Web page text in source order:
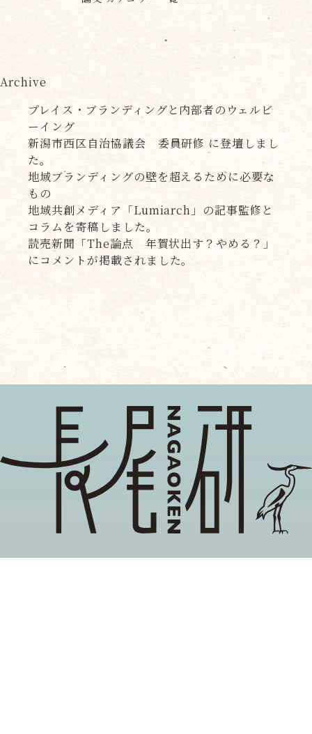
Archive
プレイス・ブランディングと内部者のウェルビ
ーイング
新潟市西区自治協議会 委員研修 に登壇しまし
た。
地域ブランディングの壁を超えるために必要な
もの
地域共創メディア「Lumiarch」の記事監修と
コラムを寄稿しました。
読売新聞「The論点 年賀状出す？やめる？」
にコメントが掲載されました。
地域ブランディング,関係性マーケティング, 企業と